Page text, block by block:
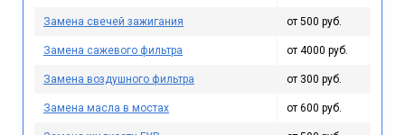
Замена свечей зажигания от 500 руб.
Замена сажевого фильтра от 4000 руб.
Замена воздушного фильтра от 300 руб.
Замена масла в мостах от 600 руб.